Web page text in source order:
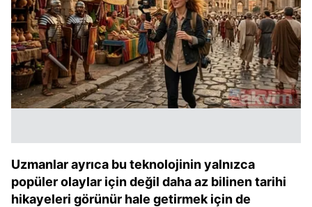
Uzmanlar ayrıca bu teknolojinin yalnızca
popüler olaylar için değil daha az bilinen tarihi
hikayeleri görünür hale getirmek için de